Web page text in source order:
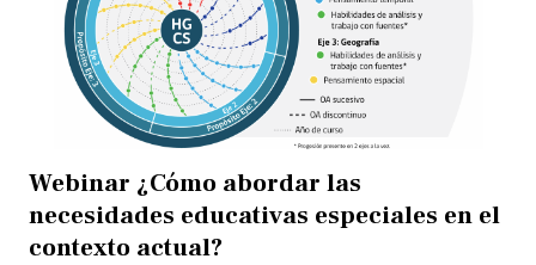
Webinar ¿Cómo abordar las
necesidades educativas especiales en el
contexto actual?